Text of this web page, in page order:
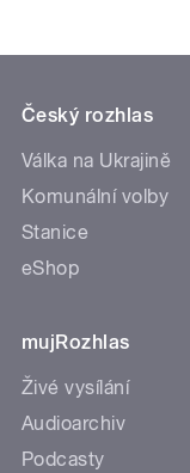
Český rozhlas
Válka na Ukrajině
Komunální volby
Stanice
eShop
mujRozhlas
Živé vysílání
Audioarchiv
Podcasty